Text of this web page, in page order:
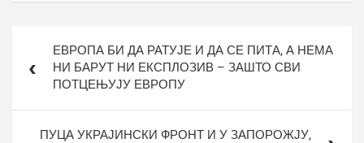
чланкаЕВРОПА БИ ДА РАТУЈЕ И ДА СЕ ПИТА, А НЕМА
НИ БАРУТ НИ ЕКСПЛОЗИВ – ЗАШТО СВИ
ПОТЦЕЊУЈУ ЕВРОПУ
ПУЦА УКРАЈИНСКИ ФРОНТ И У ЗАПОРОЖЈУ,